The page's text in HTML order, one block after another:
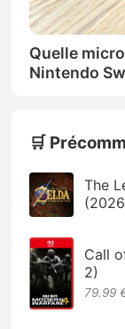
Quelle
Nintendo
🛒
The
Call
2)
79.99